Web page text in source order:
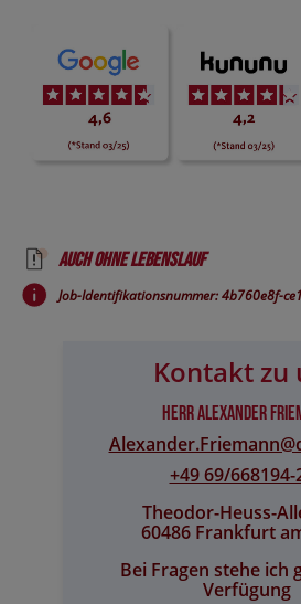
Auch ohne Lebenslauf
Job-Identifikationsnummer: 4b760e8f-
Kontakt zu
Herr Alexander
+49 69/668194-
Theodor-Heuss-
60486 Frankfurt
Bei Fragen stehe ich
Verfügung